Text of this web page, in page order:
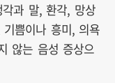
과 말, 환각, 망상
쁨이나 흥미, 의욕
않는 음성 증상으